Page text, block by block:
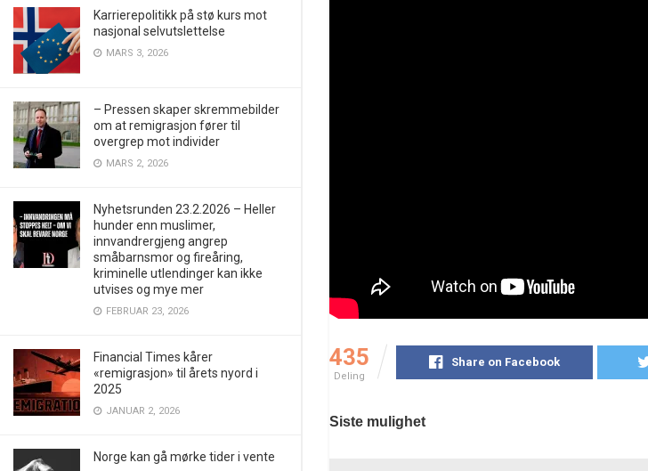
Karrierepolitikk på stø kurs mot
nasjonal selvutslettelse
MARS 3, 2026
– Pressen skaper skremmebilder
om at remigrasjon fører til
overgrep mot individer
MARS 2, 2026
Nyhetsrunden 23.2.2026 – Heller
hunder enn muslimer,
innvandrergjeng angrep
småbarnsmor og fireåring,
kriminelle utlendinger kan ikke
utvises og mye mer
FEBRUAR 23, 2026
Financial Times kårer
«remigrasjon» til årets nyord i
2025
JANUAR 2, 2026
Norge kan gå mørke tider i vente
435
Deling
Share on Facebook
Siste mulighet